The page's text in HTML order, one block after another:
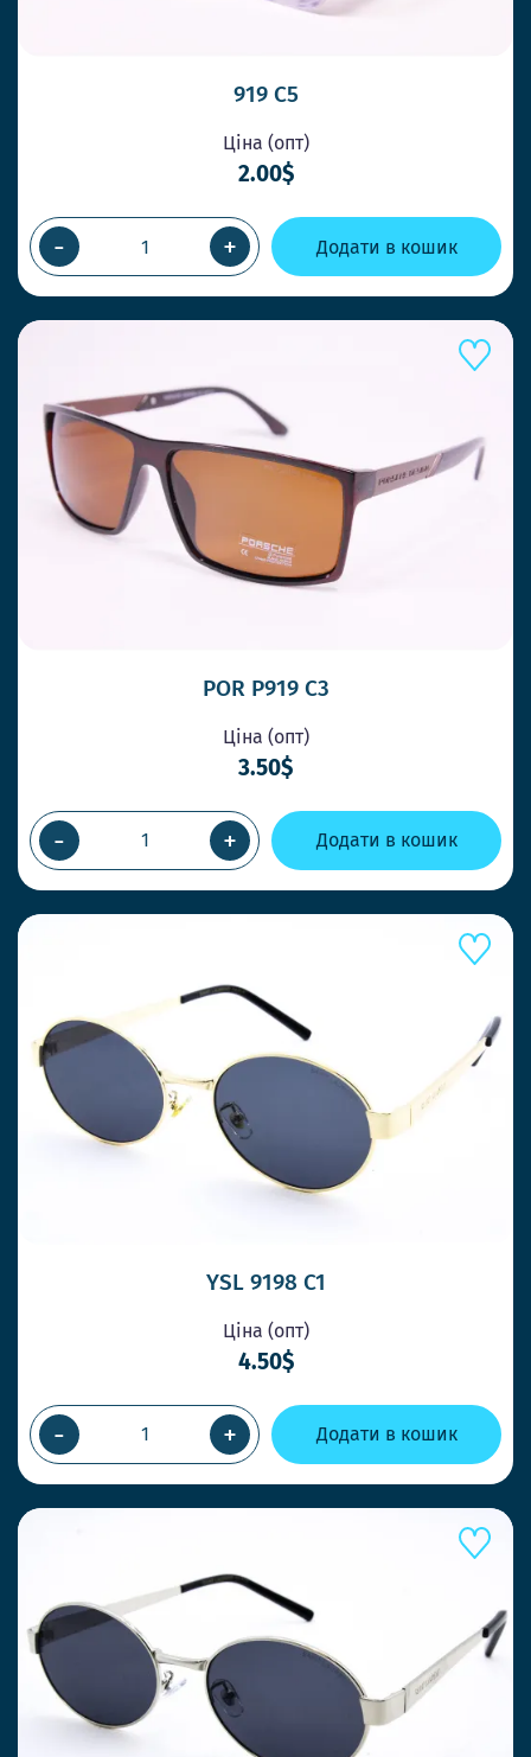
919 C5
Ціна (опт)
2.00$
- + Додати в кошик
POR P919 C3
Ціна (опт)
3.50$
- + Додати в кошик
YSL 9198 C1
Ціна (опт)
4.50$
- + Додати в кошик
ШВИДШЕ КОНКУРЕНТІВ
ВІДПРАВКА У ТОЙ ЖЕ ДЕНЬ
ПРИ ЗАМОВЛЕННІ ДО 14-00
Працюємо швидко, щоб Ви завжди
отримували товар коли потрібно
Ловіть тренди першими та дивуйте своїх